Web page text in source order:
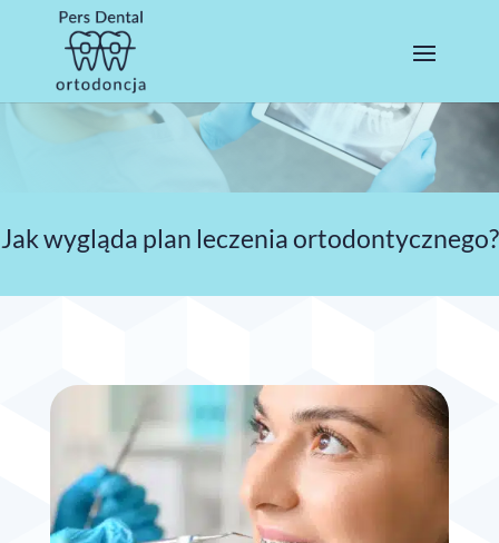
Jak wygląda plan leczenia ortodontycznego?